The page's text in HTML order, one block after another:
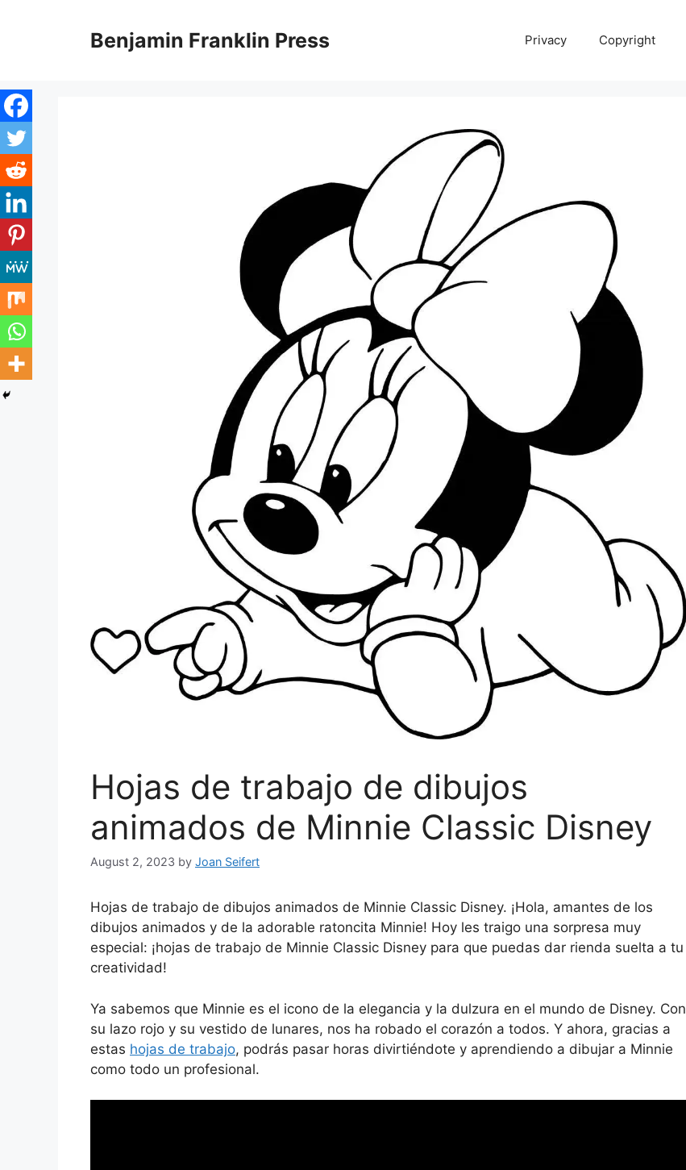
Benjamin Franklin Press Privacy Copyright
Hojas de trabajo de dibujos
animados de Minnie Classic Disney
August 2, 2023 by Joan Seifert
Hojas de trabajo de dibujos animados de Minnie Classic Disney. ¡Hola, amantes de los
dibujos animados y de la adorable ratoncita Minnie! Hoy les traigo una sorpresa muy
especial: ¡hojas de trabajo de Minnie Classic Disney para que puedas dar rienda suelta a tu
creatividad!
Ya sabemos que Minnie es el icono de la elegancia y la dulzura en el mundo de Disney. Con
su lazo rojo y su vestido de lunares, nos ha robado el corazón a todos. Y ahora, gracias a
estas hojas de trabajo, podrás pasar horas divirtiéndote y aprendiendo a dibujar a Minnie
como todo un profesional.